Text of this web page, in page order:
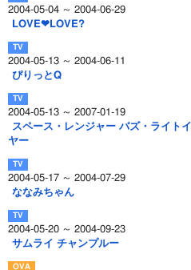
2004-05-04 ～ 2004-06-29
LOVE❤LOVE?
2004-05-13 ～ 2004-06-11
ぴりっとQ
2004-05-13 ～ 2007-01-19
スペース・レンジャー バズ・ライトイ
ヤー
2004-05-17 ～ 2004-07-29
ななみちゃん
2004-05-20 ～ 2004-09-23
サムライ チャンプルー